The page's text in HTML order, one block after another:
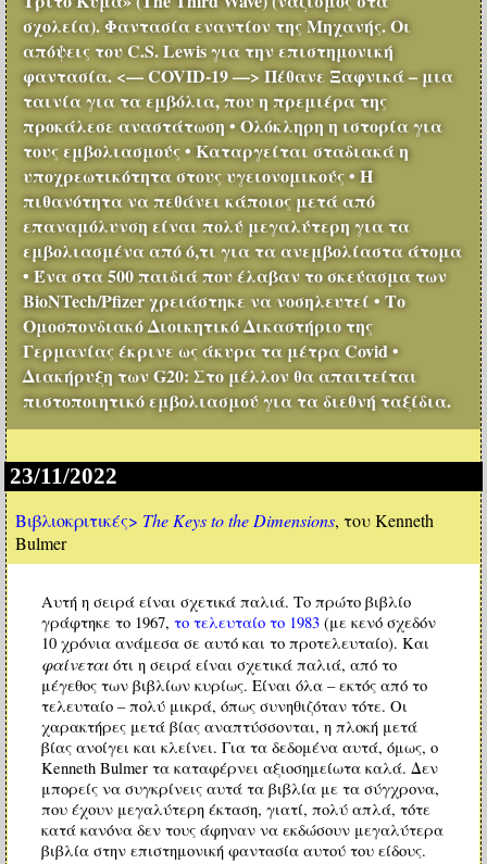
σχολεία). Φαντασία εναντίον της Μηχανής. Οι
απόψεις του C.S. Lewis για την επιστημονική
φαντασία. <— COVID-19 —> Πέθανε Ξαφνικά – μια
ταινία για τα εμβόλια, που η πρεμιέρα της
προκάλεσε αναστάτωση • Ολόκληρη η ιστορία για
τους εμβολιασμούς • Καταργείται σταδιακά η
υποχρεωτικότητα στους υγειονομικούς • Η
πιθανότητα να πεθάνει κάποιος μετά από
επαναμόλυνση είναι πολύ μεγαλύτερη για τα
εμβολιασμένα από ό,τι για τα ανεμβολίαστα άτομα
• Ένα στα 500 παιδιά που έλαβαν το σκεύασμα των
BioNTech/Pfizer χρειάστηκε να νοσηλευτεί • Το
Ομοσπονδιακό Διοικητικό Δικαστήριο της
Γερμανίας έκρινε ως άκυρα τα μέτρα Covid •
Διακήρυξη των G20: Στο μέλλον θα απαιτείται
πιστοποιητικό εμβολιασμού για τα διεθνή ταξίδια.
23/11/2022
Βιβλιοκριτικές> The Keys to the Dimensions, του Kenneth
Bulmer
Αυτή η σειρά είναι σχετικά παλιά. Το πρώτο βιβλίο
γράφτηκε το 1967, το τελευταίο το 1983(με κενό σχεδόν
10 χρόνια ανάμεσα σε αυτό και το προτελευταίο). Και
φαίνεταιότι η σειρά είναι σχετικά παλιά, από το
μέγεθος των βιβλίων κυρίως. Είναι όλα – εκτός από το
τελευταίο – πολύ μικρά, όπως συνηθιζόταν τότε. Οι
χαρακτήρες μετά βίας αναπτύσσονται, η πλοκή μετά
βίας ανοίγει και κλείνει. Για τα δεδομένα αυτά, όμως, ο
Kenneth Bulmer τα καταφέρνει αξιοσημείωτα καλά. Δεν
μπορείς να συγκρίνεις αυτά τα βιβλία με τα σύγχρονα,
που έχουν μεγαλύτερη έκταση, γιατί, πολύ απλά, τότε
κατά κανόνα δεν τους άφηναν να εκδώσουν μεγαλύτερα
βιβλία στην επιστημονική φαντασία αυτού του είδους.